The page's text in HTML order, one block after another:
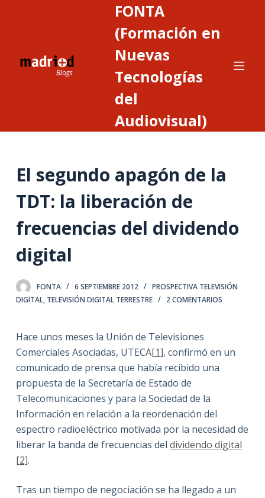
e
o
FONTA
(Formación en
Nuevas
Tecnologías
del
Audiovisual)
El segundo apagón de la
TDT: la liberación de
frecuencias del dividendo
digital
FONTA 6 SEPTIEMBRE 2012
PROSPECTIVA TELEVISIÓN
DIGITAL, TELEVISIÓN DIGITAL TERRESTRE 2 COMENTARIOS
Hace unos meses la Unión de Televisiones
Comerciales Asociadas, UTECA[1], confirmó en un
comunicado de prensa que había recibido una
propuesta de la Secretaría de Estado de
Telecomunicaciones y para la Sociedad de la
Información en relación a la reordenación del
espectro radioeléctrico motivada por la necesidad de
liberar la banda de frecuencias del dividendo digital
[2].
Tras un tiempo de negociación se ha llegado a un